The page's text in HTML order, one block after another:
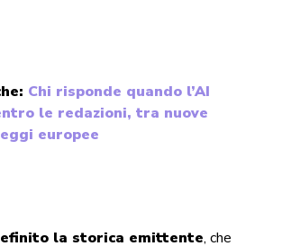
Chi risponde quando l’AI
le redazioni, tra nuove
europee
la storica emittente, che